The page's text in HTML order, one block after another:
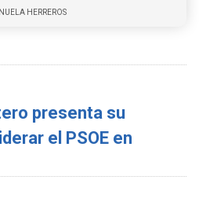
HERREROS
presenta su
el PSOE en